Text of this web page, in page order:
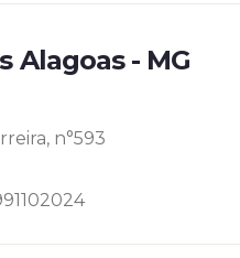
Alagoas - MG
n°593